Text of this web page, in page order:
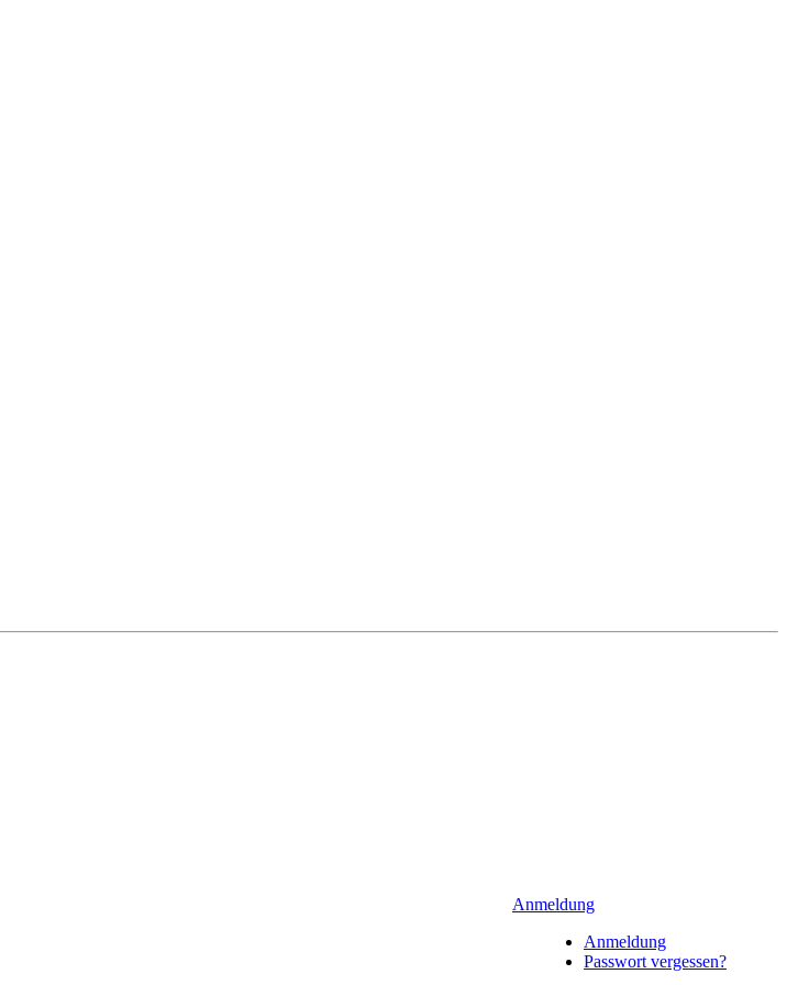
Anmeldung
Anmeldung
Passwort vergessen?